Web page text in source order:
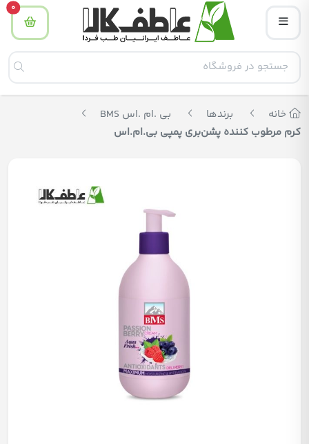
0
خانه برندها
بی .ام .اس BMS
کرم مرطوب کننده پشن‌بری پمپی بی.ام.اس